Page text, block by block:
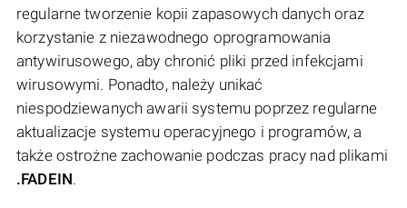
regularne tworzenie kopii zapasowych danych oraz
korzystanie z niezawodnego oprogramowania
antywirusowego, aby chronić pliki przed infekcjami
wirusowymi. Ponadto, należy unikać
niespodziewanych awarii systemu poprzez regularne
aktualizacje systemu operacyjnego i programów, a
także ostrożne zachowanie podczas pracy nad plikami
.FADEIN.